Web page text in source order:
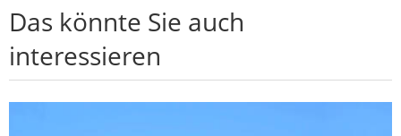
Das könnte Sie auch
interessieren